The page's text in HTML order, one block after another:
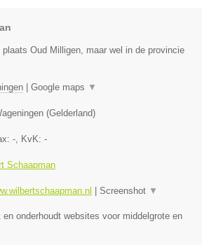
Oud Milligen, maar wel in de provincie
Google maps ▼
(Gelderland)
-, KvK: -
Schaapman
Screenshot ▼
onderhoudt websites voor middelgrote en